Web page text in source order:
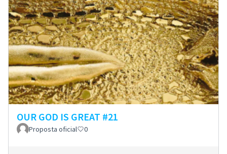
OUR GOD IS GREAT #21
Proposta oficial 0